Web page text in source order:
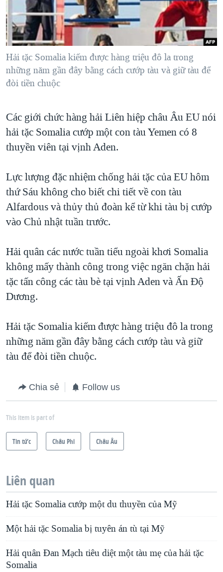
"Tìm"NGƯỜI VIỆT HẢI NGOẠI
ĐỜI SỐNG
KINH TẾ
KHOA HỌC
SỨC KHOẺ
THỂ THAO
GIÁO DỤC
TẠI
HÀNH TRÌNH BẦU CỬ 2024
MỘT NĂM CHIẾN TRANH TẠI DẢI GAZA
GIẢI MÃ VÀNH ĐAI & CON ĐƯỜNG
NGÀY TỊ NẠN THẾ GIỚI
CHI PHÍ CHIẾN TRANH AFGHANISTAN
CÁC GIÁ TRỊ CỘNG HÒA Ở VIỆT NAM
TRỊNH VĨNH BÌNH VS. CHÍNH PHỦ VIỆT NAM
NGƯ DÂN VIỆT VÀ LÀN SÓNG TRỘM HẢI SÂM
BÊN KIA QUỐC LỘ: TIẾNG VỌNG TỪ NÔNG THÔN MỸ
VIDEO
NGHE
MẠNG XÃ HỘI
Hải tặc Somalia kiếm được hàng triệu đô la trong
những năm gần đây bằng cách cướp tàu và giữ tàu để
đòi tiền chuộc
Các giới chức hàng hải Liên hiệp châu Âu EU nói
hải tặc Somalia cướp một con tàu Yemen có 8
thuyền viên tại vịnh Aden.
Lực lượng đặc nhiệm chống hải tặc của EU hôm
thứ Sáu không cho biết chi tiết về con tàu
Alfardous và thủy thủ đoàn kể từ khi tàu bị cướp
vào Chủ nhật tuần trước.
Hải quân các nước tuần tiểu ngoài khơi Somalia
không mấy thành công trong việc ngăn chặn hải
tặc tấn công các tàu bè tại vịnh Aden và Ấn Độ
Dương.
Hải tặc Somalia kiếm được hàng triệu đô la trong
những năm gần đây bằng cách cướp tàu và giữ
tàu để đòi tiền chuộc.
Chia sẻ Follow us
This item is part of
Tin tức Châu Phi Châu Âu
Liên quan
Hải tặc Somalia cướp một du thuyền của Mỹ
Một hải tặc Somalia bị tuyên án tù tại Mỹ
Hải quân Đan Mạch tiêu diệt một tàu mẹ của hải tặc
Somalia